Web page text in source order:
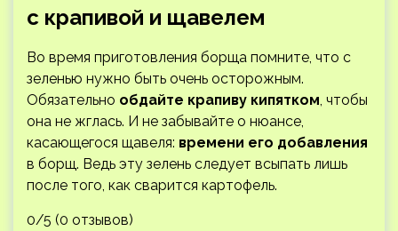
с крапивой и щавелем
Во время приготовления борща помните, что с
зеленью нужно быть очень осторожным.
Обязательно обдайте крапиву кипятком, чтобы
она не жглась. И не забывайте о нюансе,
касающегося щавеля: времени его добавления
в борщ. Ведь эту зелень следует всыпать лишь
после того, как сварится картофель.
0/5 (0 отзывов)